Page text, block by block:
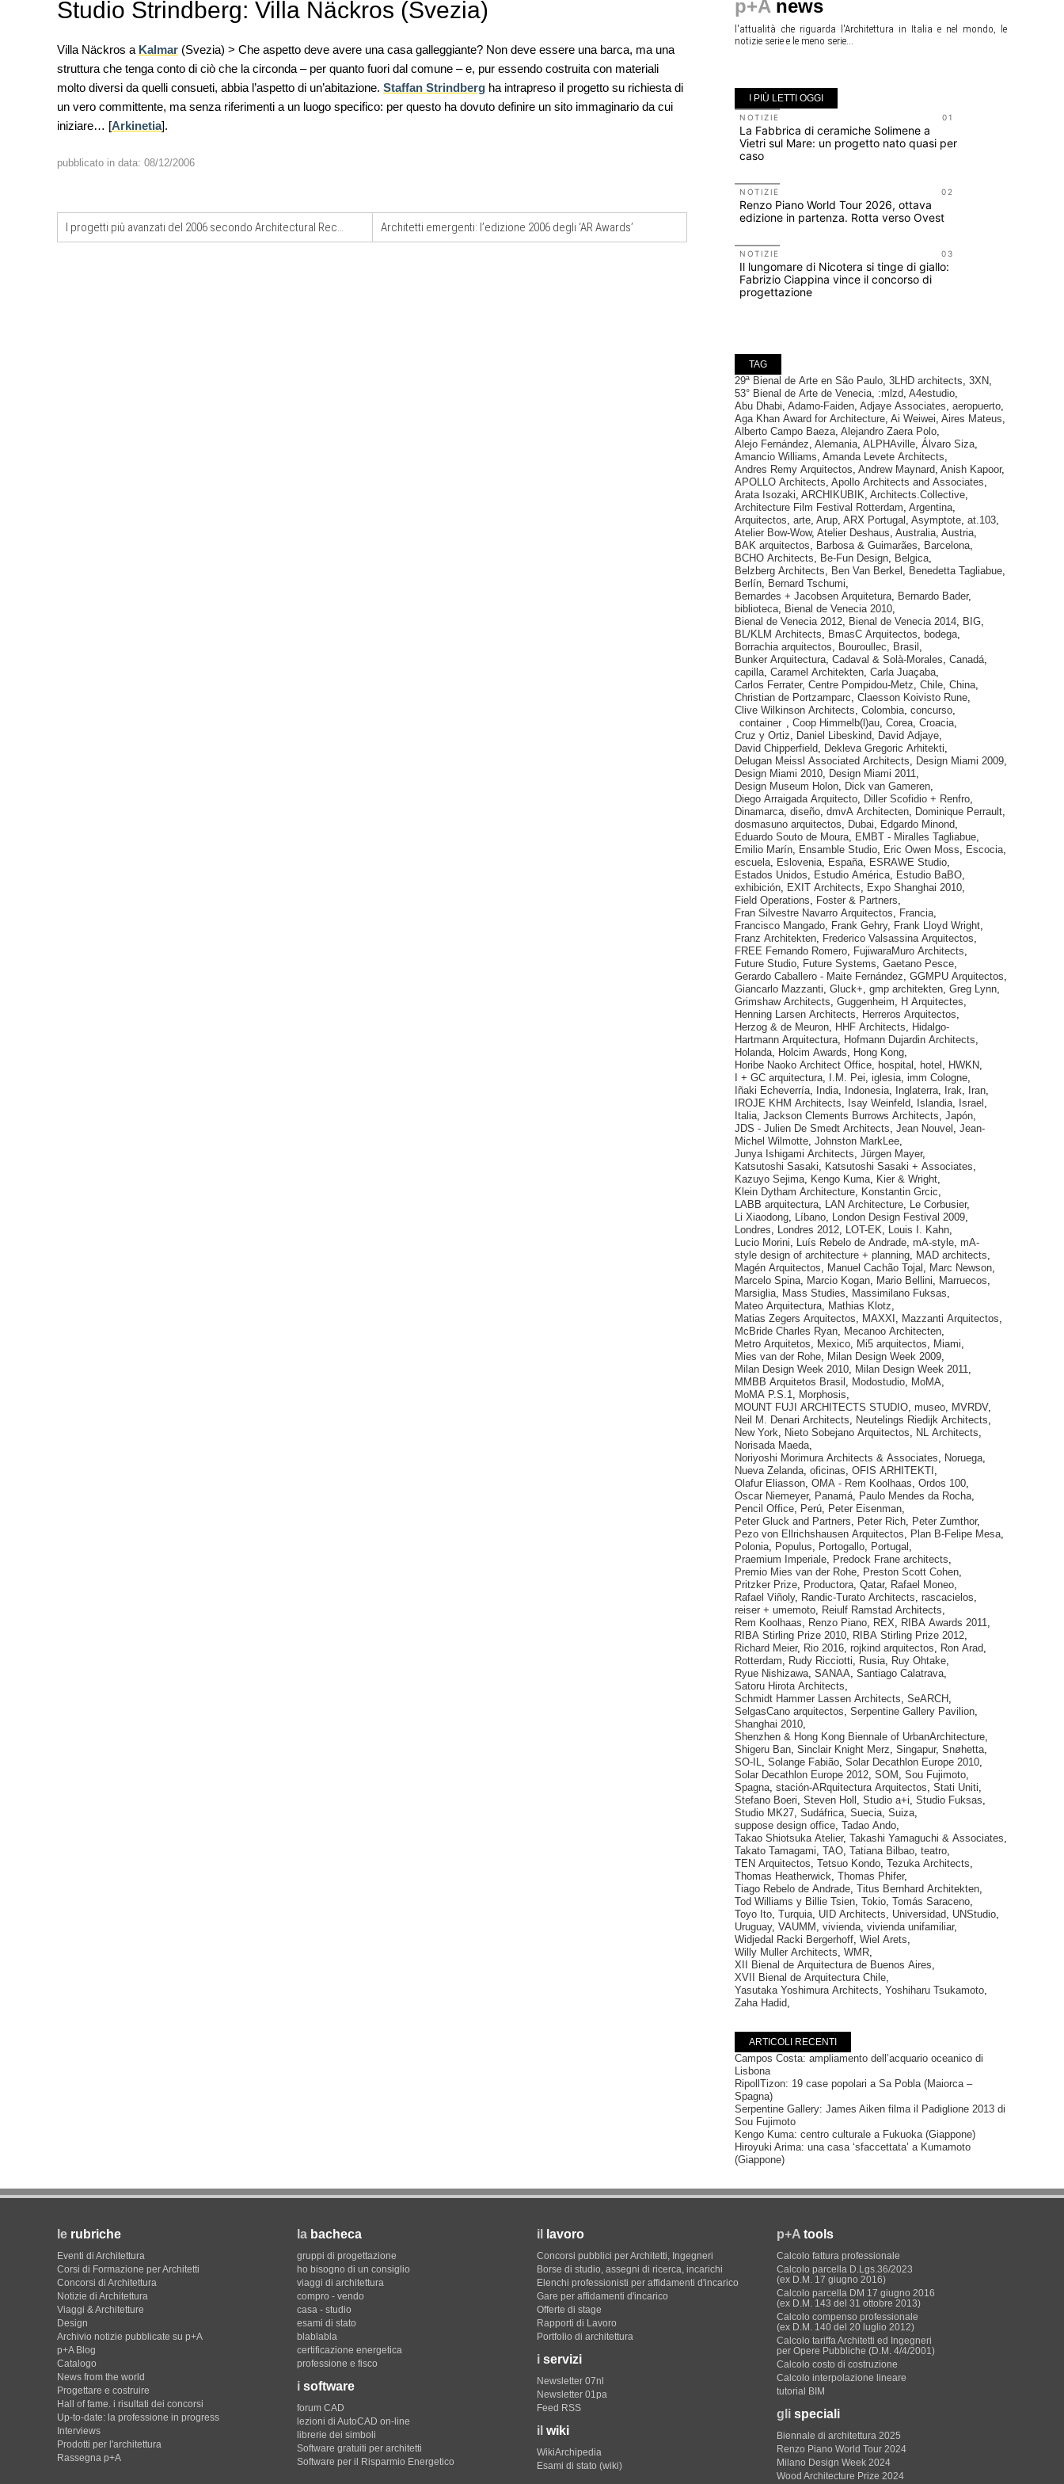
Studio Strindberg: Villa Näckros (Svezia)
Villa Näckros a Kalmar (Svezia) > Che aspetto deve avere una casa galleggiante? Non deve essere una barca, ma una
struttura che tenga conto di ciò che la circonda – per quanto fuori dal comune – e, pur essendo costruita con materiali
molto diversi da quelli consueti, abbia l’aspetto di un’abitazione. Staffan Strindberg ha intrapreso il progetto su richiesta di
un vero committente, ma senza riferimenti a un luogo specifico: per questo ha dovuto definire un sito immaginario da cui
iniziare… [Arkinetia].
pubblicato in data: 08/12/2006
Architetti emergenti: l’edizione 2006 degli ‘AR Awards’
I progetti più avanzati del 2006 secondo Architectural Record
p+A news
l'attualità che riguarda l'Architettura in Italia e nel mondo, le
notizie serie e le meno serie...
I PIÙ LETTI OGGI
autocostruzione e vita comunitaria in
Sardegna, a picco sul mare
appuntamenti tra Palermo, Verona e
Venezia
01
NOTIZIE
La Fabbrica di ceramiche Solimene a
Vietri sul Mare: un progetto nato quasi per
caso
02
NOTIZIE
Renzo Piano World Tour 2026, ottava
edizione in partenza. Rotta verso Ovest
03
NOTIZIE
Il lungomare di Nicotera si tinge di giallo:
Fabrizio Ciappina vince il concorso di
progettazione
TAG
29ª Bienal de Arte en São Paulo, 3LHD architects, 3XN,
53° Bienal de Arte de Venecia, :mlzd, A4estudio,
Abu Dhabi, Adamo-Faiden, Adjaye Associates, aeropuerto,
Aga Khan Award for Architecture, Ai Weiwei, Aires Mateus,
Alberto Campo Baeza, Alejandro Zaera Polo,
Alejo Fernández, Alemania, ALPHAville, Álvaro Siza,
Amancio Williams, Amanda Levete Architects,
Andres Remy Arquitectos, Andrew Maynard, Anish Kapoor,
APOLLO Architects, Apollo Architects and Associates,
Arata Isozaki, ARCHIKUBIK, Architects.Collective,
Architecture Film Festival Rotterdam, Argentina,
Arquitectos, arte, Arup, ARX Portugal , Asymptote, at.103,
Atelier Bow-Wow, Atelier Deshaus, Australia, Austria,
BAK arquitectos, Barbosa & Guimarães, Barcelona,
BCHO Architects, Be-Fun Design, Belgica,
Belzberg Architects, Ben Van Berkel , Benedetta Tagliabue,
Berlín, Bernard Tschumi,
Bernardes + Jacobsen Arquitetura, Bernardo Bader,
biblioteca, Bienal de Venecia 2010,
Bienal de Venecia 2012, Bienal de Venecia 2014, BIG,
BL/KLM Architects, BmasC Arquitectos, bodega,
Borrachia arquitectos, Bouroullec, Brasil ,
Bunker Arquitectura, Cadaval & Solà-Morales, Canadá,
capilla, Caramel Architekten, Carla Juaçaba,
Carlos Ferrater, Centre Pompidou-Metz, Chile, China,
Christian de Portzamparc, Claesson Koivisto Rune,
Clive Wilkinson Architects, Colombia, concurso,
container , Coop Himmelb(l)au, Corea, Croacia,
Cruz y Ortiz, Daniel Libeskind, David Adjaye,
David Chipperfield, Dekleva Gregoric Arhitekti,
Delugan Meissl Associated Architects, Design Miami 2009,
Design Miami 2010, Design Miami 2011,
Design Museum Holon, Dick van Gameren,
Diego Arraigada Arquitecto, Diller Scofidio + Renfro,
Dinamarca, diseño, dmvA Architecten, Dominique Perrault,
dosmasuno arquitectos, Dubai, Edgardo Minond,
Eduardo Souto de Moura, EMBT - Miralles Tagliabue,
Emilio Marín, Ensamble Studio, Eric Owen Moss, Escocia,
escuela, Eslovenia, España, ESRAWE Studio,
Estados Unidos, Estudio América, Estudio BaBO,
exhibición, EXIT Architects, Expo Shanghai 2010,
Field Operations, Foster & Partners,
Fran Silvestre Navarro Arquitectos, Francia,
Francisco Mangado, Frank Gehry, Frank Lloyd Wright,
Franz Architekten, Frederico Valsassina Arquitectos,
FREE Fernando Romero, FujiwaraMuro Architects,
Future Studio, Future Systems, Gaetano Pesce,
Gerardo Caballero - Maite Fernández, GGMPU Arquitectos,
Giancarlo Mazzanti, Gluck+, gmp architekten, Greg Lynn,
Grimshaw Architects, Guggenheim, H Arquitectes,
Henning Larsen Architects, Herreros Arquitectos,
Herzog & de Meuron, HHF Architects, Hidalgo-
Hartmann Arquitectura, Hofmann Dujardin Architects,
Holanda, Holcim Awards, Hong Kong,
Horibe Naoko Architect Office, hospital , hotel , HWKN,
I + GC arquitectura, I.M. Pei, iglesia, imm Cologne,
Iñaki Echeverría, India, Indonesia, Inglaterra, Irak, Iran,
IROJE KHM Architects, Isay Weinfeld, Islandia, Israel ,
Italia, Jackson Clements Burrows Architects, Japón,
JDS - Julien De Smedt Architects, Jean Nouvel , Jean-
Michel Wilmotte, Johnston MarkLee,
Junya Ishigami Architects, Jürgen Mayer,
Katsutoshi Sasaki, Katsutoshi Sasaki + Associates,
Kazuyo Sejima, Kengo Kuma, Kier & Wright,
Klein Dytham Architecture, Konstantin Grcic,
LABB arquitectura, LAN Architecture, Le Corbusier,
Li Xiaodong, Líbano, London Design Festival 2009,
Londres, Londres 2012, LOT-EK, Louis I. Kahn,
Lucio Morini, Luís Rebelo de Andrade, mA-style, mA-
style design of architecture + planning, MAD architects,
Magén Arquitectos, Manuel Cachão Tojal , Marc Newson,
Marcelo Spina, Marcio Kogan, Mario Bellini, Marruecos,
Marsiglia, Mass Studies, Massimilano Fuksas,
Mateo Arquitectura, Mathias Klotz,
Matias Zegers Arquitectos, MAXXI , Mazzanti Arquitectos,
McBride Charles Ryan, Mecanoo Architecten,
Metro Arquitetos, Mexico, Mi5 arquitectos, Miami,
Mies van der Rohe, Milan Design Week 2009,
Milan Design Week 2010, Milan Design Week 2011,
MMBB Arquitetos Brasil , Modostudio, MoMA,
MoMA P.S.1, Morphosis,
MOUNT FUJI ARCHITECTS STUDIO, museo, MVRDV,
Neil M. Denari Architects, Neutelings Riedijk Architects,
New York, Nieto Sobejano Arquitectos, NL Architects,
Norisada Maeda,
Noriyoshi Morimura Architects & Associates, Noruega,
Nueva Zelanda, oficinas, OFIS ARHITEKTI ,
Olafur Eliasson, OMA - Rem Koolhaas, Ordos 100,
Oscar Niemeyer, Panamá, Paulo Mendes da Rocha,
Pencil Office, Perú, Peter Eisenman,
Peter Gluck and Partners, Peter Rich, Peter Zumthor,
Pezo von Ellrichshausen Arquitectos, Plan B-Felipe Mesa,
Polonia, Populus, Portogallo, Portugal ,
Praemium Imperiale, Predock Frane architects,
Premio Mies van der Rohe, Preston Scott Cohen,
Pritzker Prize, Productora, Qatar, Rafael Moneo,
Rafael Viñoly, Randic-Turato Architects, rascacielos,
reiser + umemoto, Reiulf Ramstad Architects,
Rem Koolhaas, Renzo Piano, REX, RIBA Awards 2011,
RIBA Stirling Prize 2010, RIBA Stirling Prize 2012,
Richard Meier, Rio 2016, rojkind arquitectos, Ron Arad,
Rotterdam, Rudy Ricciotti, Rusia, Ruy Ohtake,
Ryue Nishizawa, SANAA, Santiago Calatrava,
Satoru Hirota Architects,
Schmidt Hammer Lassen Architects, SeARCH ,
SelgasCano arquitectos, Serpentine Gallery Pavilion,
Shanghai 2010,
Shenzhen & Hong Kong Biennale of UrbanArchitecture,
Shigeru Ban, Sinclair Knight Merz, Singapur, Snøhetta,
SO-IL, Solange Fabião, Solar Decathlon Europe 2010,
Solar Decathlon Europe 2012, SOM , Sou Fujimoto,
Spagna, stación-ARquitectura Arquitectos, Stati Uniti,
Stefano Boeri, Steven Holl , Studio a+i, Studio Fuksas,
Studio MK27, Sudáfrica, Suecia, Suiza,
suppose design office, Tadao Ando,
Takao Shiotsuka Atelier, Takashi Yamaguchi & Associates,
Takato Tamagami, TAO, Tatiana Bilbao, teatro,
TEN Arquitectos, Tetsuo Kondo, Tezuka Architects,
Thomas Heatherwick, Thomas Phifer,
Tiago Rebelo de Andrade, Titus Bernhard Architekten,
Tod Williams y Billie Tsien, Tokio, Tomás Saraceno,
Toyo Ito, Turquia, UID Architects, Universidad, UNStudio,
Uruguay, VAUMM , vivienda, vivienda unifamiliar,
Widjedal Racki Bergerhoff, Wiel Arets,
Willy Muller Architects, WMR,
XII Bienal de Arquitectura de Buenos Aires,
XVII Bienal de Arquitectura Chile,
Yasutaka Yoshimura Architects, Yoshiharu Tsukamoto,
Zaha Hadid,
ARTICOLI RECENTI
Campos Costa: ampliamento dell’acquario oceanico di
Lisbona
RipollTizon: 19 case popolari a Sa Pobla (Maiorca –
Spagna)
Serpentine Gallery: James Aiken filma il Padiglione 2013 di
Sou Fujimoto
Kengo Kuma: centro culturale a Fukuoka (Giappone)
Hiroyuki Arima: una casa ‘sfaccettata’ a Kumamoto
(Giappone)
le rubriche
Eventi di Architettura
Corsi di Formazione per Architetti
Concorsi di Architettura
Notizie di Architettura
Viaggi & Architetture
Design
Archivio notizie pubblicate su p+A
p+A Blog
Catalogo
News from the world
Progettare e costruire
Hall of fame. i risultati dei concorsi
Up-to-date: la professione in progress
Interviews
Prodotti per l'architettura
Rassegna p+A
la bacheca
gruppi di progettazione
ho bisogno di un consiglio
viaggi di architettura
compro - vendo
casa - studio
esami di stato
blablabla
certificazione energetica
professione e fisco
i software
forum CAD
lezioni di AutoCAD on-line
librerie dei simboli
Software gratuiti per architetti
Software per il Risparmio Energetico
il lavoro
Concorsi pubblici per Architetti, Ingegneri
Borse di studio, assegni di ricerca, incarichi
Elenchi professionisti per affidamenti d'incarico
Gare per affidamenti d'incarico
Offerte di stage
Rapporti di Lavoro
Portfolio di architettura
i servizi
Newsletter 07nl
Newsletter 01pa
Feed RSS
il wiki
WikiArchipedia
Esami di stato (wiki)
p+A tools
Calcolo fattura professionale
Calcolo parcella D.Lgs.36/2023
(ex D.M. 17 giugno 2016)
Calcolo parcella DM 17 giugno 2016
(ex D.M. 143 del 31 ottobre 2013)
Calcolo compenso professionale
(ex D.M. 140 del 20 luglio 2012)
Calcolo tariffa Architetti ed Ingegneri
per Opere Pubbliche (D.M. 4/4/2001)
Calcolo costo di costruzione
Calcolo interpolazione lineare
tutorial BIM
gli speciali
Biennale di architettura 2025
Renzo Piano World Tour 2024
Milano Design Week 2024
Wood Architecture Prize 2024